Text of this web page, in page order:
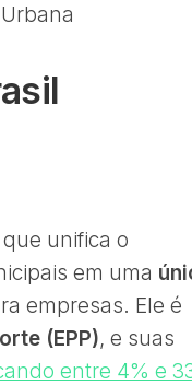
unifica o
em uma
empresas. Ele é
(EPP), e suas
entre 4% e